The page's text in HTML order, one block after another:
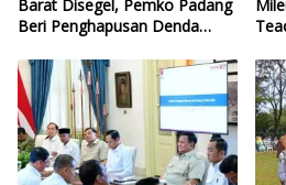
Barat Disegel, Pemko Padang
Beri Penghapusan Denda